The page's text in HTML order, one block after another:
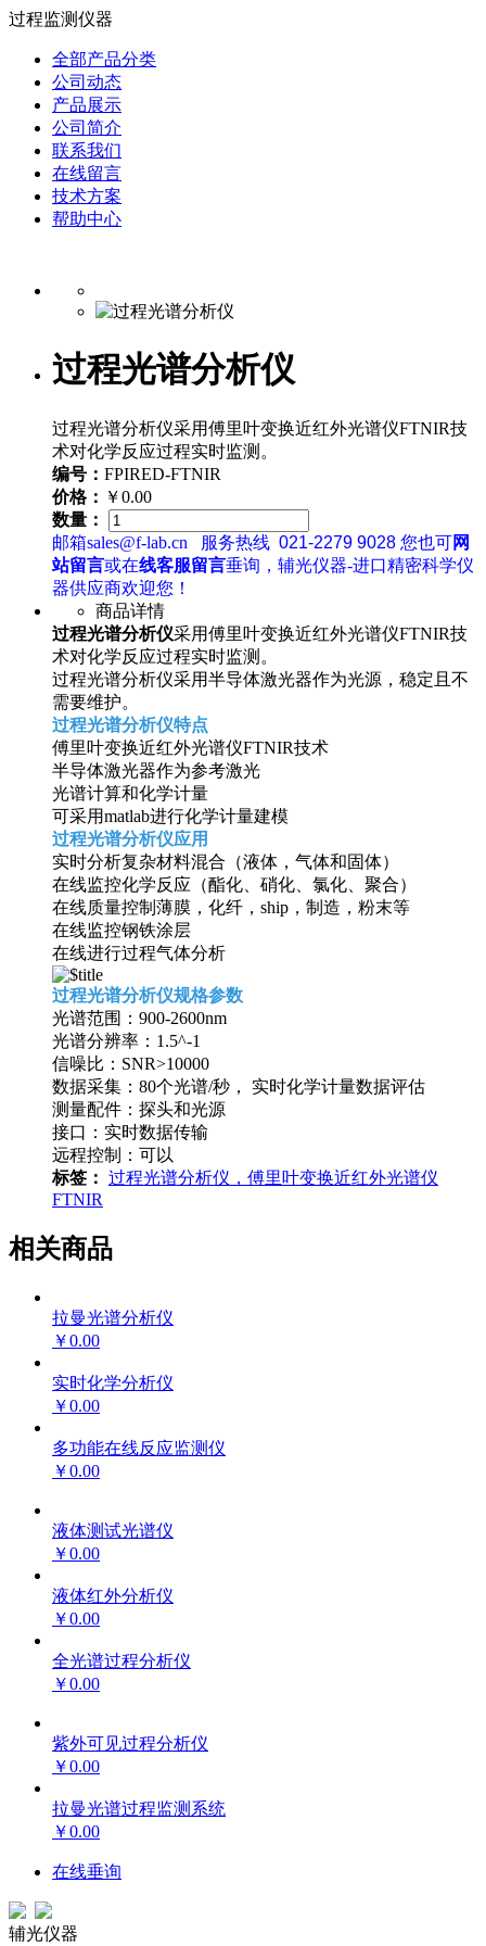
过程监测仪器
全部产品分类
公司动态
产品展示
公司简介
联系我们
在线留言
技术方案
帮助中心
过程光谱分析仪
过程光谱分析仪采用傅里叶变换近红外光谱仪FTNIR技
术对化学反应过程实时监测。
编号： FPIRED-FTNIR
价格： ￥0.00
数量：
邮箱sales@f-lab.cn
服务热线 021-2279 9028 您也可网
站留言或在线客服留言垂询，辅光仪器-进口精密科学仪
器供应商欢迎您！
商品详情
过程光谱分析仪采用傅里叶变换近红外光谱仪FTNIR技
术对化学反应过程实时监测。
过程光谱分析仪采用半导体激光器作为光源，稳定且不
需要维护。
过程光谱分析仪特点
傅里叶变换近红外光谱仪FTNIR技术
半导体激光器作为参考激光
光谱计算和化学计量
可采用matlab进行化学计量建模
过程光谱分析仪应用
实时分析复杂材料混合（液体，气体和固体）
在线监控化学反应（酯化、硝化、氯化、聚合）
在线质量控制薄膜，化纤，ship，制造，粉末等
在线监控钢铁涂层
在线进行过程气体分析
过程光谱分析仪规格参数
光谱范围：900-2600nm
光谱分辨率：1.5^-1
信噪比：SNR>10000
数据采集：80个光谱/秒， 实时化学计量数据评估
测量配件：探头和光源
接口：实时数据传输
远程控制：可以
标签： 过程光谱分析仪，傅里叶变换近红外光谱仪
FTNIR
相关商品
拉曼光谱分析仪
￥0.00
实时化学分析仪
￥0.00
多功能在线反应监测仪
￥0.00
液体测试光谱仪
￥0.00
液体红外分析仪
￥0.00
全光谱过程分析仪
￥0.00
紫外可见过程分析仪
￥0.00
拉曼光谱过程监测系统
￥0.00
在线垂询
辅光仪器